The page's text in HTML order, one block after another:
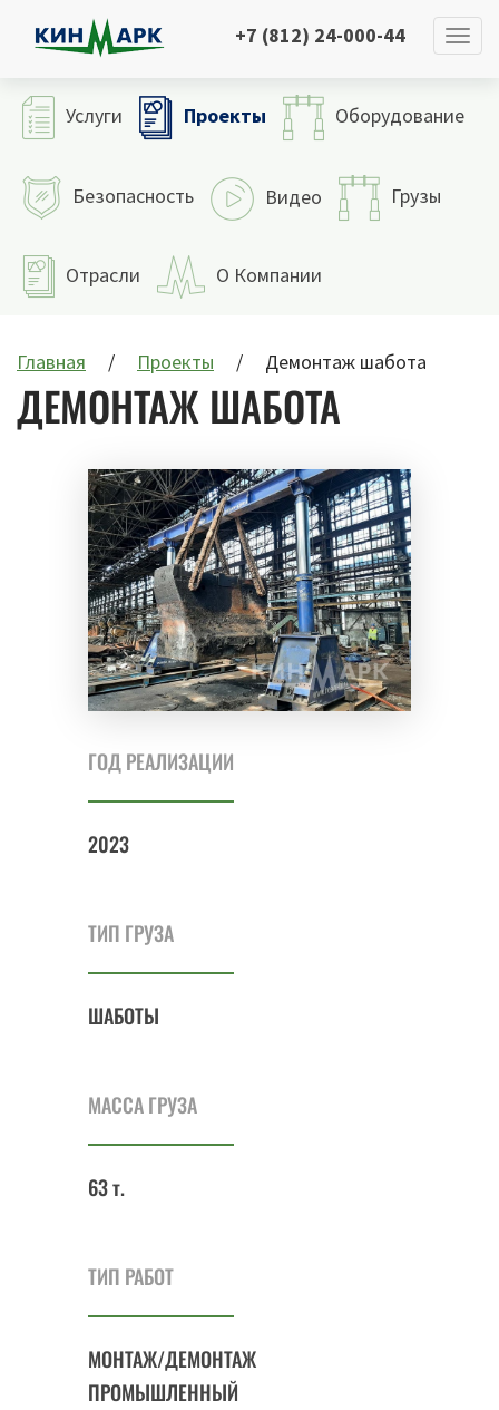
+7 (812) 24-000-44
Услуги Проекты Оборудование
Безопасность Видео Грузы
Отрасли О Компании
Главная Проекты Демонтаж шабота
ДЕМОНТАЖ ШАБОТА
ГОД РЕАЛИЗАЦИИ
2023
ТИП ГРУЗА
ШАБОТЫ
МАССА ГРУЗА
63 т.
ТИП РАБОТ
МОНТАЖ/ДЕМОНТАЖ
ПРОМЫШЛЕННЫЙ